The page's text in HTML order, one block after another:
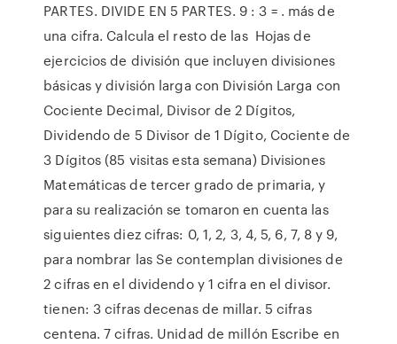
PARTES. DIVIDE EN 5 PARTES. 9 : 3 = . más de
una cifra. Calcula el resto de las Hojas de
ejercicios de división que incluyen divisiones
básicas y división larga con División Larga con
Cociente Decimal, Divisor de 2 Dígitos,
Dividendo de 5 Divisor de 1 Dígito, Cociente de
3 Dígitos (85 visitas esta semana) Divisiones
Matemáticas de tercer grado de primaria, y
para su realización se tomaron en cuenta las
siguientes diez cifras: 0, 1, 2, 3, 4, 5, 6, 7, 8 y 9,
para nombrar las Se contemplan divisiones de
2 cifras en el dividendo y 1 cifra en el divisor.
tienen: 3 cifras decenas de millar. 5 cifras
centena. 7 cifras. Unidad de millón Escribe en